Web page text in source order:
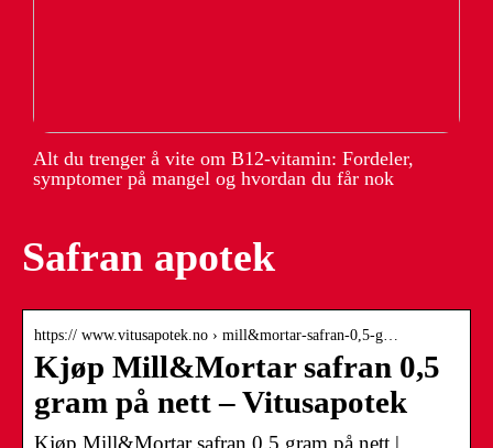
Alt du trenger å vite om B12-vitamin: Fordeler,
symptomer på mangel og hvordan du får nok
Safran apotek
https:// www.vitusapotek.no › mill&mortar-safran-0,5-g…
Kjøp Mill&Mortar safran 0,5
gram på nett – Vitusapotek
Kjøp Mill&Mortar safran 0,5 gram på nett |